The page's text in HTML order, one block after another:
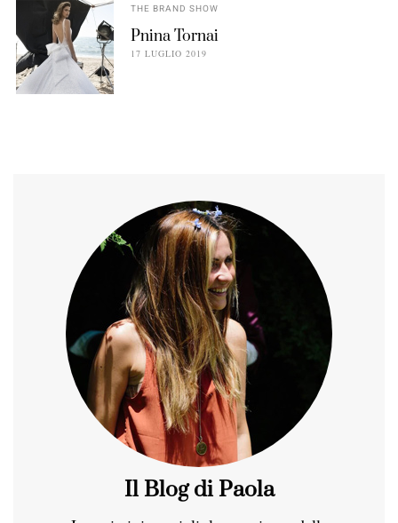
THE BRAND SHOW
Pnina Tornai
17 LUGLIO 2019
Il Blog di Paola